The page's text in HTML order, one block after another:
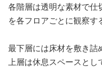
各階層は透明な素材で仕
を各フロアごとに観察す
最下層には床材を敷き詰
上層は休息スペースとし